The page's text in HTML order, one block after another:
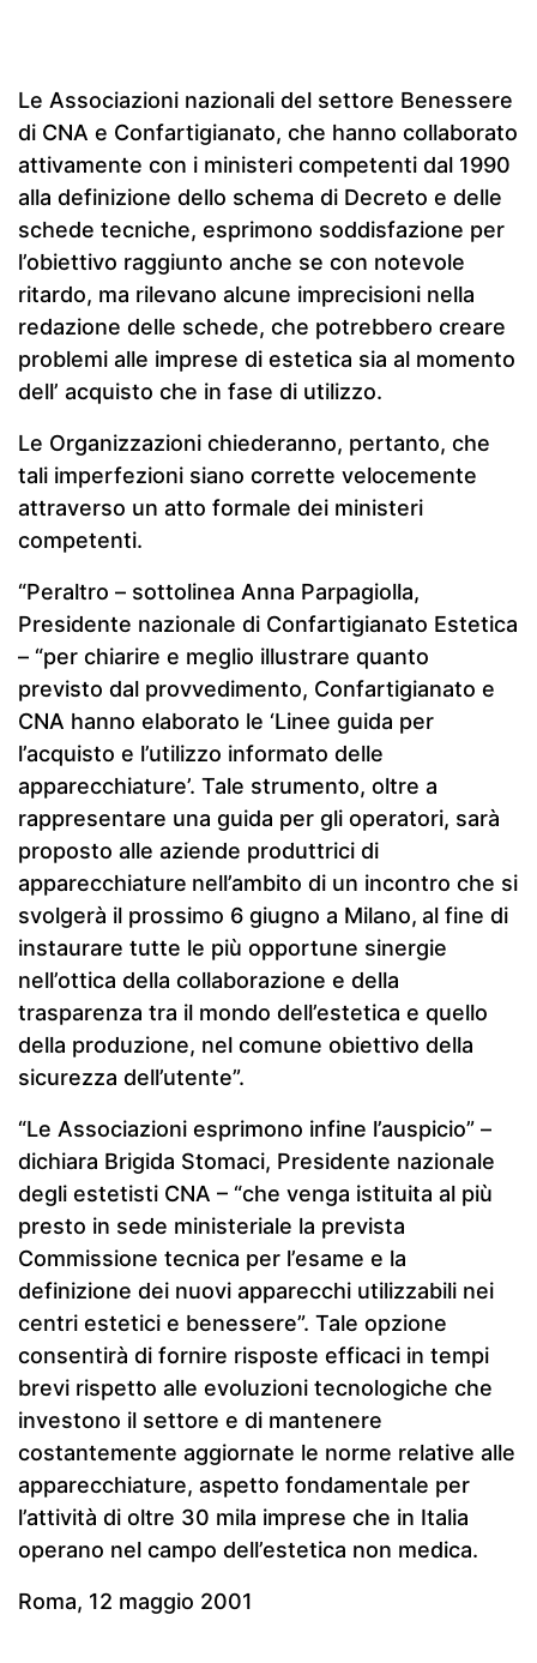
Le Associazioni nazionali del settore Benessere
di CNA e Confartigianato, che hanno collaborato
attivamente con i ministeri competenti dal 1990
alla definizione dello schema di Decreto e delle
schede tecniche, esprimono soddisfazione per
l’obiettivo raggiunto anche se con notevole
ritardo, ma rilevano alcune imprecisioni nella
redazione delle schede, che potrebbero creare
problemi alle imprese di estetica sia al momento
dell’ acquisto che in fase di utilizzo.
Le Organizzazioni chiederanno, pertanto, che
tali imperfezioni siano corrette velocemente
attraverso un atto formale dei ministeri
competenti.
“Peraltro – sottolinea Anna Parpagiolla,
Presidente nazionale di Confartigianato Estetica
– “per chiarire e meglio illustrare quanto
previsto dal provvedimento, Confartigianato e
CNA hanno elaborato le ‘Linee guida per
l’acquisto e l’utilizzo informato delle
apparecchiature’. Tale strumento, oltre a
rappresentare una guida per gli operatori, sarà
proposto alle aziende produttrici di
apparecchiature nell’ambito di un incontro che si
svolgerà il prossimo 6 giugno a Milano, al fine di
instaurare tutte le più opportune sinergie
nell’ottica della collaborazione e della
trasparenza tra il mondo dell’estetica e quello
della produzione, nel comune obiettivo della
sicurezza dell’utente”.
“Le Associazioni esprimono infine l’auspicio” –
dichiara Brigida Stomaci, Presidente nazionale
degli estetisti CNA – “che venga istituita al più
presto in sede ministeriale la prevista
Commissione tecnica per l’esame e la
definizione dei nuovi apparecchi utilizzabili nei
centri estetici e benessere”. Tale opzione
consentirà di fornire risposte efficaci in tempi
brevi rispetto alle evoluzioni tecnologiche che
investono il settore e di mantenere
costantemente aggiornate le norme relative alle
apparecchiature, aspetto fondamentale per
l’attività di oltre 30 mila imprese che in Italia
operano nel campo dell’estetica non medica.
Roma, 12 maggio 2001